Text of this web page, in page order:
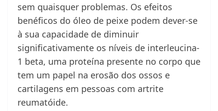
sem quaisquer problemas. Os efeitos
benéficos do óleo de peixe podem dever-se
à sua capacidade de diminuir
significativamente os níveis de interleucina-
1 beta, uma proteína presente no corpo que
tem um papel na erosão dos ossos e
cartilagens em pessoas com artrite
reumatóide.